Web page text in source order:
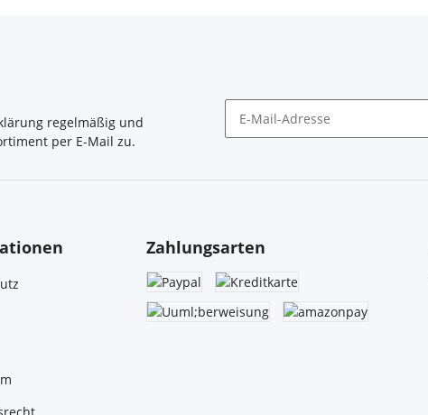
regelmäßig und
per E-Mail zu.
Zahlungsarten